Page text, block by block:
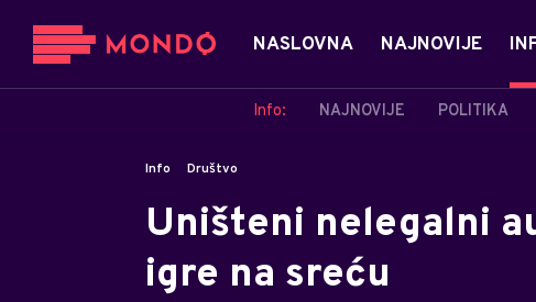
NASLOVNA NAJNOVIJE
Info: NAJNOVIJE POLITIKA
Info Društvo
Uništeni nelegalni
igre na sreću